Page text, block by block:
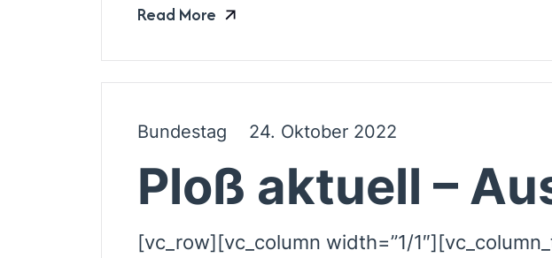
Read More
Bundestag 24. Oktober 2022
Ploß aktuell –
[vc_row][vc_column width=”1/